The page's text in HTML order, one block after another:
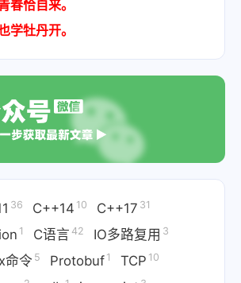
春恰自来。
学牡丹开。
36 C++14 10 C++17 31
1 C语言 42 IO多路复用 3
命令 5 Protobuf 1 TCP 10